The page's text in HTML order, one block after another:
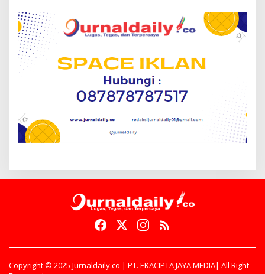
Copyright © 2025 Jurnaldaily.co | PT. EKACIPTA JAYA MEDIA| All Right